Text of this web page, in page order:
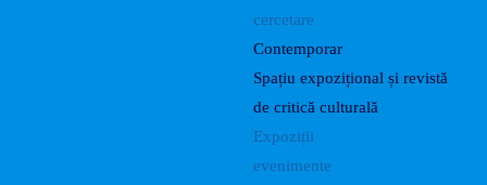
cercetare
Contemporar
Spațiu expozițional și revistă
de critică culturală
Expoziții
evenimente